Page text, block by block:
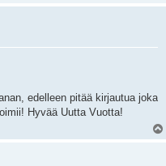
edelleen pitää kirjautua joka
Hyvää Uutta Vuotta!